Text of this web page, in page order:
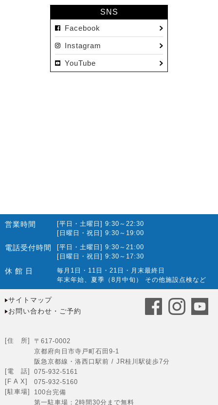
SNS
Facebook
Instagram
YouTube
営業時間
[平日・土曜日] 9:30～22:30
[日曜日・祝日] 9:30～19:00
電話受付時間
[平日・土曜日] 9:30～21:00
[日曜日・祝日] 9:30～17:30
休 館 日
毎月1日・11日・21日・月末最終日
年末年始、夏季（8月中旬） その他施設点検など
サイトマップ
お問い合わせ・ご予約
[住 所]
〒617-0002
京都府向日市寺戸町石田9-1
阪急京都線・洛西口駅前 / JR桂川駅徒歩7分
[電 話]
075-932-5161
[F A X]
075-932-5160
[駐車場]
100台完備
第一駐車場：2時間30分まで無料